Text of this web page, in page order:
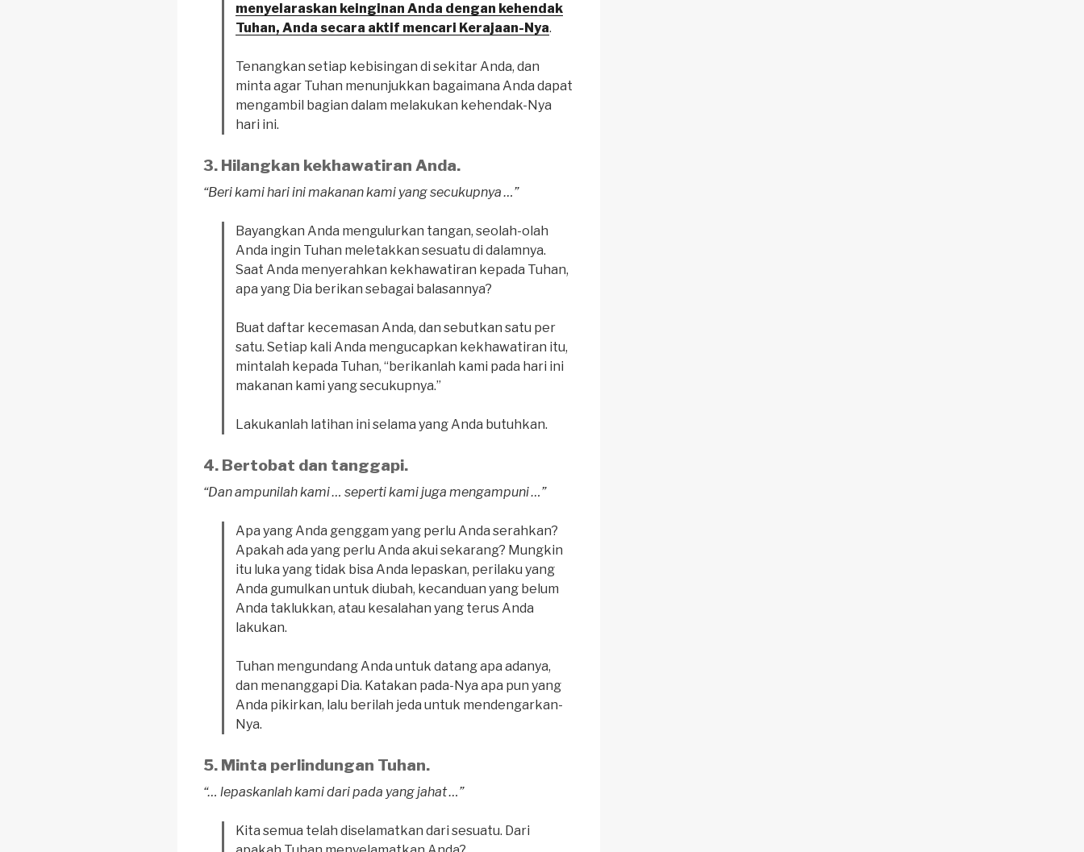
menyelaraskan keinginan Anda dengan kehendak
Tuhan, Anda secara aktif mencari Kerajaan-Nya.
Tenangkan setiap kebisingan di sekitar Anda, dan
minta agar Tuhan menunjukkan bagaimana Anda dapat
mengambil bagian dalam melakukan kehendak-Nya
hari ini.
Hilangkan kekhawatiran Anda.
“Beri kami hari ini makanan kami yang secukupnya …”
Bayangkan Anda mengulurkan tangan, seolah-olah
Anda ingin Tuhan meletakkan sesuatu di dalamnya.
Saat Anda menyerahkan kekhawatiran kepada Tuhan,
apa yang Dia berikan sebagai balasannya?
Buat daftar kecemasan Anda, dan sebutkan satu per
satu. Setiap kali Anda mengucapkan kekhawatiran itu,
mintalah kepada Tuhan, “berikanlah kami pada hari ini
makanan kami yang secukupnya.”
Lakukanlah latihan ini selama yang Anda butuhkan.
Bertobat dan tanggapi.
“Dan ampunilah kami … seperti kami juga mengampuni …”
Apa yang Anda genggam yang perlu Anda serahkan?
Apakah ada yang perlu Anda akui sekarang? Mungkin
itu luka yang tidak bisa Anda lepaskan, perilaku yang
Anda gumulkan untuk diubah, kecanduan yang belum
Anda taklukkan, atau kesalahan yang terus Anda
lakukan.
Tuhan mengundang Anda untuk datang apa adanya,
dan menanggapi Dia. Katakan pada-Nya apa pun yang
Anda pikirkan, lalu berilah jeda untuk mendengarkan-
Nya.
Minta perlindungan Tuhan.
“… lepaskanlah kami dari pada yang jahat …”
Kita semua telah diselamatkan dari sesuatu. Dari